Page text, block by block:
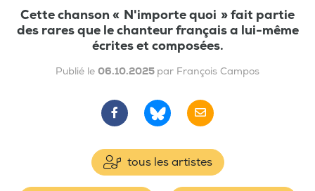
Cette chanson « N'importe quoi » fait partie
des rares que le chanteur français a lui-même
écrites et composées.
Publié le 06.10.2025 par François Campos
tous les artistes